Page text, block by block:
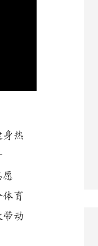
热
育
带动